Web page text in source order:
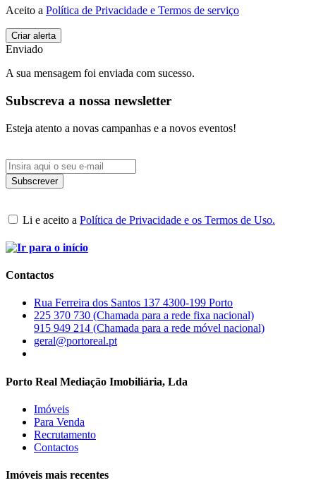
Aceito a Política de Privacidade e Termos de serviço
Enviado
A sua mensagem foi enviada com sucesso.
Subscreva a nossa newsletter
Esteja atento a novas campanhas e a novos eventos!
Li e aceito a Política de Privacidade e os Termos de Uso.
Contactos
Rua Ferreira dos Santos 137 4300-199 Porto
225 370 730 (Chamada para a rede fixa nacional)
915 949 214 (Chamada para a rede móvel nacional)
geral@portoreal.pt
Porto Real Mediação Imobiliária, Lda
Imóveis
Para Venda
Recrutamento
Contactos
Imóveis mais recentes